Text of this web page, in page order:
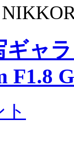
ギャ
F1.8 G